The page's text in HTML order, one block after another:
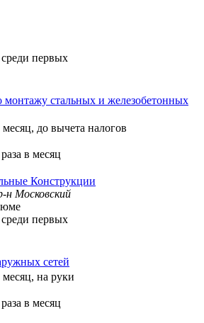
первых
стальных и железобетонных
месяц, до вычета налогов
в месяц
Конструкции
н Московский
первых
сетей
месяц, на руки
в месяц